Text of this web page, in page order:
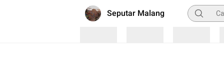
Seputar Malang Pencarian